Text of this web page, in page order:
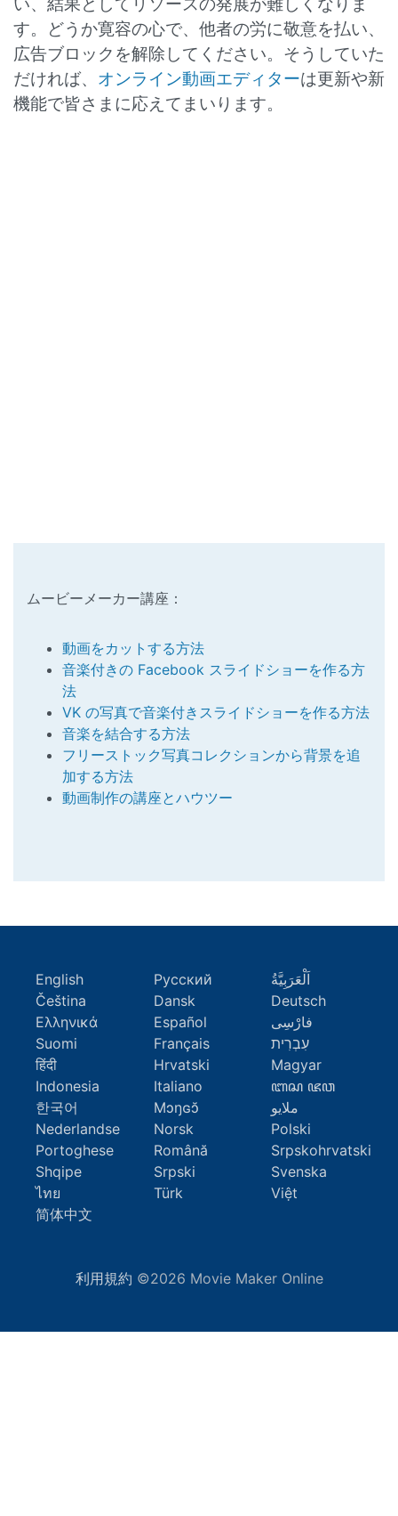
す。どうか寛容の心で、他者の労に敬意を払い、
広告ブロックを解除してください。そうしていた
だければ、 オンライン動画エディターは更新や新
機能で皆さまに応えてまいります。
ムービーメーカー講座：
動画をカットする方法
音楽付きの Facebook スライドショーを作る方
法
VK の写真で音楽付きスライドショーを作る方法
音楽を結合する方法
フリーストック写真コレクションから背景を追
加する方法
動画制作の講座とハウツー
English Русский
اَلْعَرَبِيَّةُ
Čeština
Dansk
Deutsch
Ελληνικά
Español
فارْسِى
Suomi
Français
עִבְרִית
हिंदी
Hrvatski
Magyar
Indonesia
Italiano
ꦧꦱ ꦗꦮ
한국어
Mɔŋɢɔ̆
ملايو
Nederlandse
Norsk
Polski
Portoghese
Română
Srpskohrvatski
Shqipe
Srpski
Svenska
ไทย
Türk
Việt
简体中文
利用規約 ©2026 Movie Maker Online